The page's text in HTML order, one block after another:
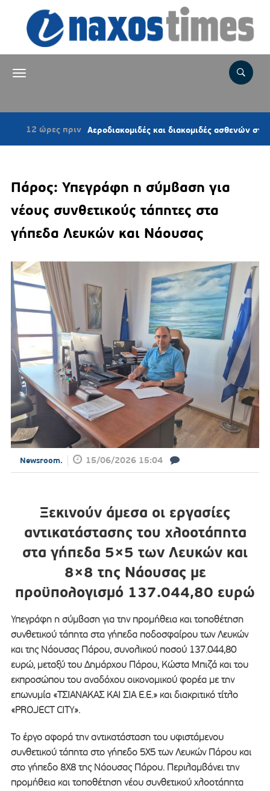
πριν Αεροδιακομιδές και διακομιδές ασθενών στις
Πάρος: Υπεγράφη η σύμβαση για
νέους συνθετικούς τάπητες στα
γήπεδα Λευκών και Νάουσας
Newsroom. 15/06/2026 15:04
Ξεκινούν άμεσα οι εργασίες
αντικατάστασης του χλοοτάπητα
στα γήπεδα 5×5 των Λευκών και
8×8 της Νάουσας με
προϋπολογισμό 137.044,80 ευρώ
Υπεγράφη η σύμβαση για την προμήθεια και τοποθέτηση
συνθετικού τάπητα στα γήπεδα ποδοσφαίρου των Λευκών
και της Νάουσας Πάρου, συνολικού ποσού 137.044,80
ευρώ, μεταξύ του Δημάρχου Πάρου, Κώστα Μπιζά και του
εκπροσώπου του αναδόχου οικονομικού φορέα με την
επωνυμία «ΤΣΙΑΝΑΚΑΣ ΚΑΙ ΣΙΑ Ε.Ε.» και διακριτικό τίτλο
«PROJECT CITY».
Το έργο αφορά την αντικατάσταση του υφιστάμενου
συνθετικού τάπητα στο γήπεδο 5Χ5 των Λευκών Πάρου και
στο γήπεδο 8Χ8 της Νάουσας Πάρου. Περιλαμβάνει την
προμήθεια και τοποθέτηση νέου συνθετικού χλοοτάπητα